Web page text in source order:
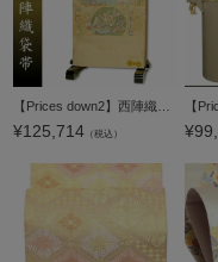
¥125,714 （税込） ¥